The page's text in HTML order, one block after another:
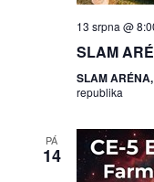
13 srpna @
SLAM
SLAM
republika
PÁ
14